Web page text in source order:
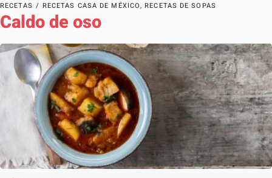
RECETAS / RECETAS CASA DE MÉXICO, RECETAS DE SOPAS
Caldo de oso